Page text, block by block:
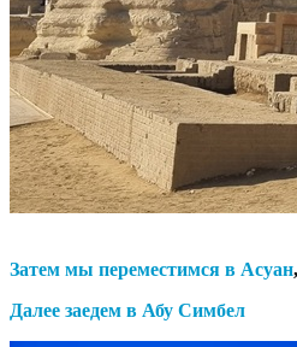
Затем мы переместимся в Асуан
Далее заедем в Абу Симбел